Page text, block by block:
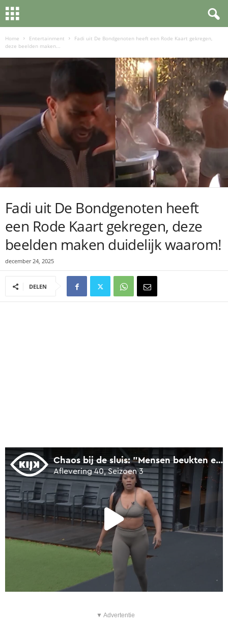
Home Entertainment
Fadi uit De Bondgenoten heeft een Rode Kaart gekregen,
deze beelden maken...
Fadi uit De Bondgenoten heeft
een Rode Kaart gekregen, deze
beelden maken duidelijk waarom!
december 24, 2025
DELEN
▼ Advertentie